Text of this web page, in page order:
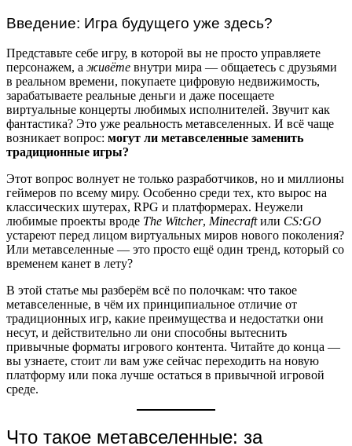
Введение: Игра будущего уже здесь?
Представьте себе игру, в которой вы не просто управляете
персонажем, а живёте внутри мира — общаетесь с друзьями
в реальном времени, покупаете цифровую недвижимость,
зарабатываете реальные деньги и даже посещаете
виртуальные концерты любимых исполнителей. Звучит как
фантастика? Это уже реальность метавселенных. И всё чаще
возникает вопрос: могут ли метавселенные заменить
традиционные игры?
Этот вопрос волнует не только разработчиков, но и миллионы
геймеров по всему миру. Особенно среди тех, кто вырос на
классических шутерах, RPG и платформерах. Неужели
любимые проекты вроде The Witcher, Minecraftили CS:GO
устареют перед лицом виртуальных миров нового поколения?
Или метавселенные — это просто ещё один тренд, который со
временем канет в лету?
В этой статье мы разберём всё по полочкам: что такое
метавселенные, в чём их принципиальное отличие от
традиционных игр, какие преимущества и недостатки они
несут, и действительно ли они способны вытеснить
привычные форматы игрового контента. Читайте до конца —
вы узнаете, стоит ли вам уже сейчас переходить на новую
платформу или пока лучше остаться в привычной игровой
среде.
Что такое метавселенные: за